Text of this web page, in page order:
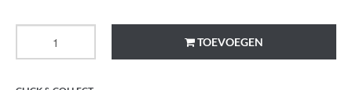
TOEVOEGEN